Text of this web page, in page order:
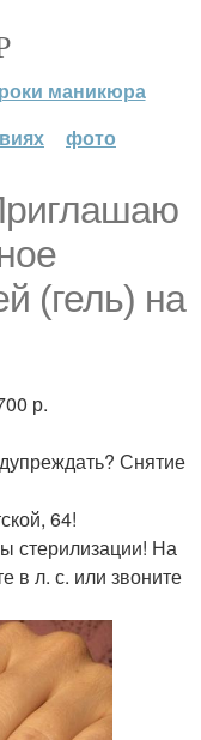
маникюра
фото
(гель) на
р.
Снятие
64!
стерилизации! На
в л. с. или звоните